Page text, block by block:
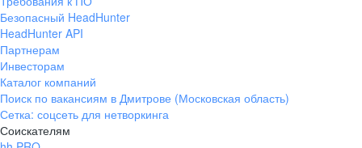
Безопасный HeadHunter
HeadHunter API
Партнерам
Инвесторам
Каталог компаний
Поиск по вакансиям в Дмитрове (Московская область)
Сетка: соцсеть для нетворкинга
Соискателям